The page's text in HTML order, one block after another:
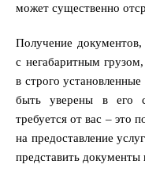
может существенно
Получение
с негабаритным
в строго
быть уверены в его
требуется от вас – это
на предоставление
представить документы